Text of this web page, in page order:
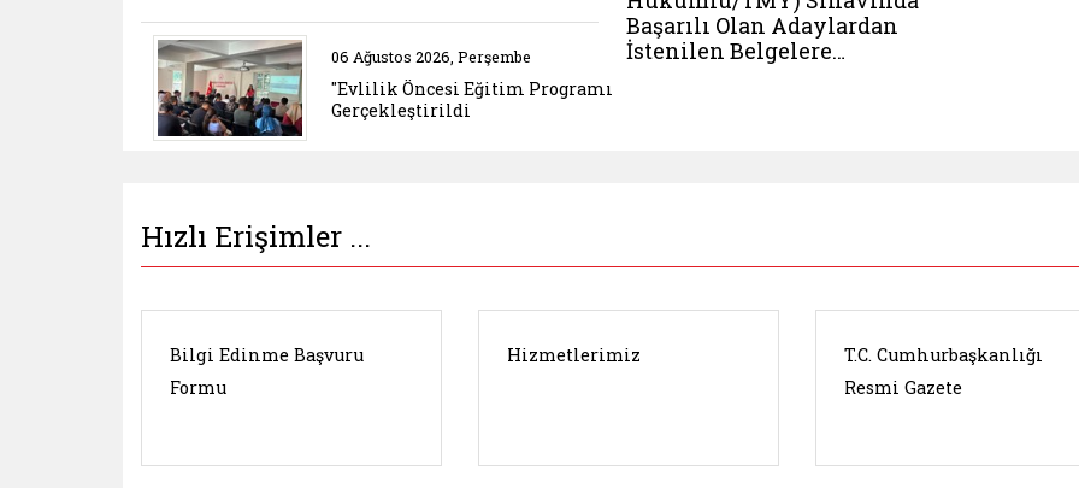
Belgeyi aç: evlilik oncesi egitim programi gerceklestirildi 10
06 Ağustos 2026, Perşembe
"Evlilik Öncesi Eğitim Programı"
Gerçekleştirildi
Başarılı Olan Adaylardan
İstenilen Belgelere…
Hızlı Erişimler ...
Bilgi Edinme Başvuru
Formu
Hizmetlerimiz
T.C. Cumhurbaşkanlığı
Resmi Gazete